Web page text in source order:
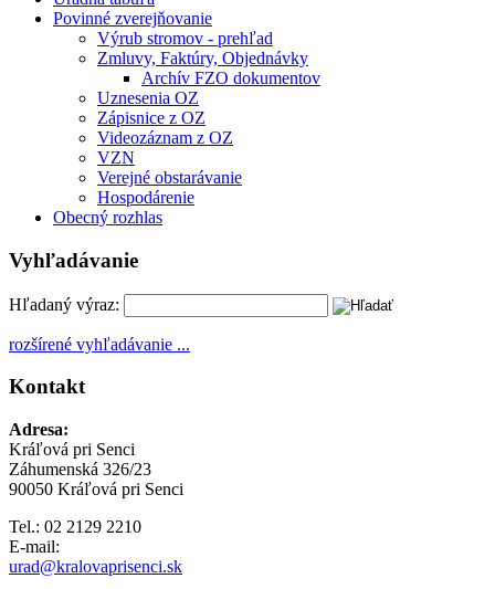
Povinné zverejňovanie
Výrub stromov - prehľad
Zmluvy, Faktúry, Objednávky
Archív FZO dokumentov
Uznesenia OZ
Zápisnice z OZ
Videozáznam z OZ
VZN
Verejné obstarávanie
Hospodárenie
Obecný rozhlas
Vyhľadávanie
Hľadaný výraz:
rozšírené vyhľadávanie ...
Kontakt
Adresa:
Kráľová pri Senci
Záhumenská 326/23
90050 Kráľová pri Senci
Tel.: 02 2129 2210
E-mail:
urad@kralovaprisenci.sk